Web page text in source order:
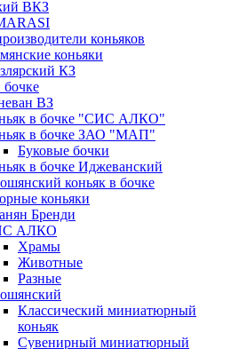
ВКЗ
коньяков
коньяки
КЗ
бочке
ВЗ
в бочке "СИС АЛКО"
в бочке ЗАО "МАП"
Буковые бочки
в бочке Иджеванский
коньяк в бочке
коньяки
Бренди
АЛКО
Храмы
Животные
Разные
Классический миниатюрный
коньяк
Сувенирный миниатюрный